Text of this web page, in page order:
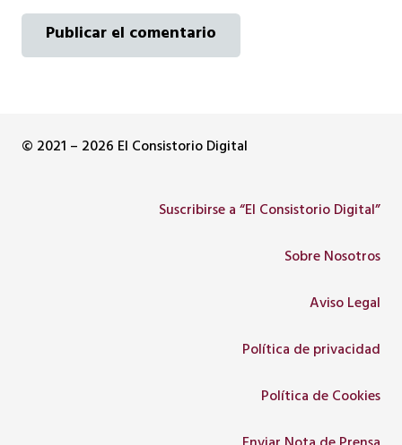
Publicar el comentario
© 2021 – 2026 El Consistorio Digital
Suscribirse a “El Consistorio Digital”
Sobre Nosotros
Aviso Legal
Política de privacidad
Política de Cookies